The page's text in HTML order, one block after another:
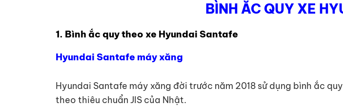
BÌNH ẮC QUY XE
1. Bình ắc quy theo xe Hyundai Santafe
Hyundai Santafe máy xăng
Hyundai Santafe máy xăng đời trước năm 2018 sử dụng bình ắc
theo thiêu chuẩn JIS của Nhật.